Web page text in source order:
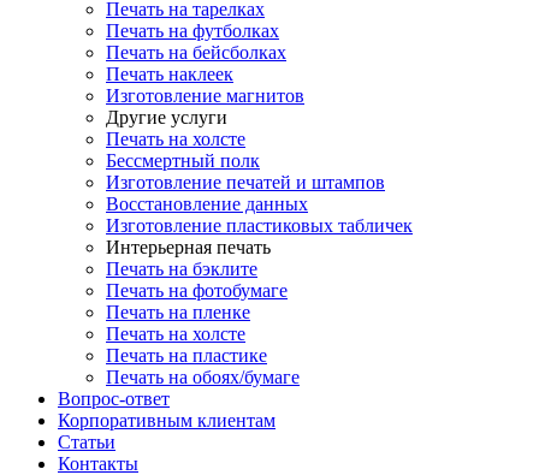
Печать на тарелках
Печать на футболках
Печать на бейсболках
Печать наклеек
Изготовление магнитов
Другие услуги
Печать на холсте
Бессмертный полк
Изготовление печатей и штампов
Восстановление данных
Изготовление пластиковых табличек
Интерьерная печать
Печать на бэклите
Печать на фотобумаге
Печать на пленке
Печать на холсте
Печать на пластике
Печать на обоях/бумаге
Вопрос-ответ
Корпоративным клиентам
Статьи
Контакты